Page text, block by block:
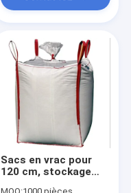
Sacs en vrac pour
120 cm, stockage